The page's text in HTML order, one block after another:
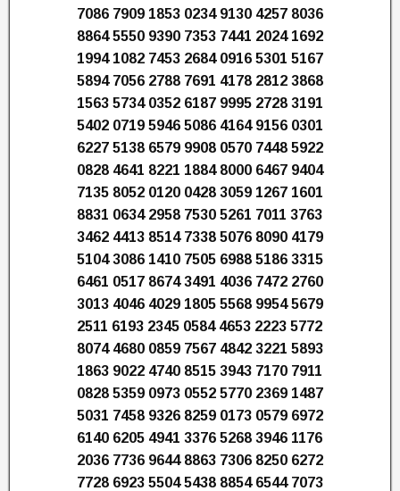
7086 7909 1853 0234 9130 4257 8036
8864 5550 9390 7353 7441 2024 1692
1994 1082 7453 2684 0916 5301 5167
5894 7056 2788 7691 4178 2812 3868
1563 5734 0352 6187 9995 2728 3191
5402 0719 5946 5086 4164 9156 0301
6227 5138 6579 9908 0570 7448 5922
0828 4641 8221 1884 8000 6467 9404
7135 8052 0120 0428 3059 1267 1601
8831 0634 2958 7530 5261 7011 3763
3462 4413 8514 7338 5076 8090 4179
5104 3086 1410 7505 6988 5186 3315
6461 0517 8674 3491 4036 7472 2760
3013 4046 4029 1805 5568 9954 5679
2511 6193 2345 0584 4653 2223 5772
8074 4680 0859 7567 4842 3221 5893
1863 9022 4740 8515 3943 7170 7911
0828 5359 0973 0552 5770 2369 1487
5031 7458 9326 8259 0173 0579 6972
6140 6205 4941 3376 5268 3946 1176
2036 7736 9644 8863 7306 8250 6272
7728 6923 5504 5438 8854 6544 7073